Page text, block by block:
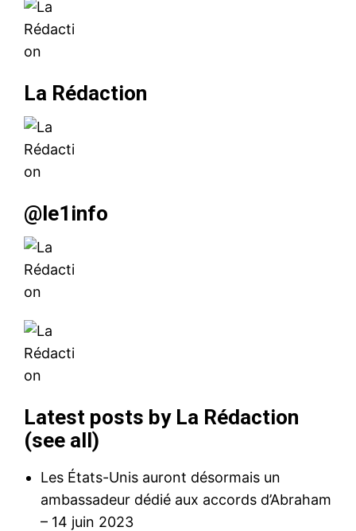
La Rédaction
@le1info
Latest posts by La Rédaction
(see all)
Les États-Unis auront désormais un
ambassadeur dédié aux accords d’Abraham
– 14 juin 2023